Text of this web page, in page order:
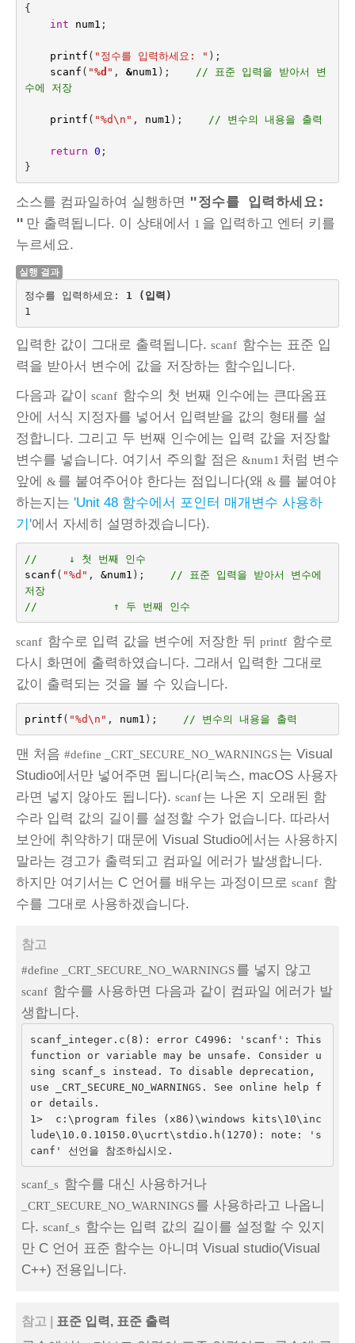
{
int
num1 ;
printf ( "정수를 입력하세요: " );
scanf ( "%d " , &num1 );
// 표준 입력을 받아서 변
수에 저장
printf ( "%d\n " , num1 ); // 변수의 내용을 출력
return 0 ;
}
소스를 컴파일하여 실행하면 "정수를 입력하세요:
" 만 출력됩니다. 이 상태에서 1 을 입력하고 엔터 키를
누르세요.
실행 결과
정수를 입력하세요: 1 (입력)
입력한 값이 그대로 출력됩니다. scanf 함수는 표준 입
력을 받아서 변수에 값을 저장하는 함수입니다.
다음과 같이 scanf 함수의 첫 번째 인수에는 큰따옴표
안에 서식 지정자를 넣어서 입력받을 값의 형태를 설
정합니다. 그리고 두 번째 인수에는 입력 값을 저장할
변수를 넣습니다. 여기서 주의할 점은 &num1 처럼 변수
앞에 & 를 붙여주어야 한다는 점입니다(왜 & 를 붙여야
하는지는 'Unit 48 함수에서 포인터 매개변수 사용하
기'에서 자세히 설명하겠습니다).
//     ↓ 첫 번째 인수
scanf ( "%d" , &num1 );
// 표준 입력을 받아서 변수에
저장
//            ↑ 두 번째 인수
scanf 함수로 입력 값을 변수에 저장한 뒤 printf 함수로
다시 화면에 출력하였습니다. 그래서 입력한 그대로
값이 출력되는 것을 볼 수 있습니다.
printf ( "%d\n " , num1 ); // 변수의 내용을 출력
맨 처음 #define _CRT_SECURE_NO_WARNINGS는 Visual
Studio에서만 넣어주면 됩니다(리눅스, macOS 사용자
라면 넣지 않아도 됩니다). scanf는 나온 지 오래된 함
수라 입력 값의 길이를 설정할 수가 없습니다. 따라서
보안에 취약하기 때문에 Visual Studio에서는 사용하지
말라는 경고가 출력되고 컴파일 에러가 발생합니다.
하지만 여기서는 C 언어를 배우는 과정이므로 scanf 함
수를 그대로 사용하겠습니다.
참고
#define _CRT_SECURE_NO_WARNINGS를 넣지 않고
scanf 함수를 사용하면 다음과 같이 컴파일 에러가 발
생합니다.
scanf_integer.c(8): error C4996: 'scanf': This
function or variable may be unsafe. Consider u
sing scanf_s instead. To disable deprecation,
use _CRT_SECURE_NO_WARNINGS. See online help f
or details.
1>  c:\program files (x86)\windows kits\10\inc
lude\10.0.10150.0\ucrt\stdio.h(1270): note: 's
canf' 선언을 참조하십시오.
scanf_s 함수를 대신 사용하거나
_CRT_SECURE_NO_WARNINGS를 사용하라고 나옵니
다. scanf_s 함수는 입력 값의 길이를 설정할 수 있지
만 C 언어 표준 함수는 아니며 Visual studio(Visual
C++) 전용입니다.
참고 | 표준 입력, 표준 출력